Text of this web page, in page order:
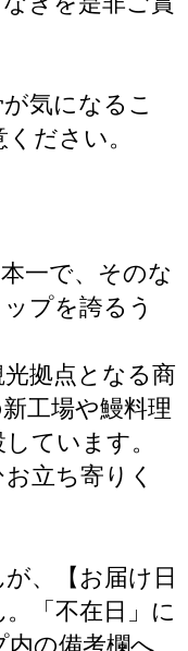
気になるこ
ださい。
一で、そのな
プを誇るう
光拠点となる商
工場や鰻料理
ています。
立ち寄りく
、【お届け日
「不在日」に
の備考欄へ